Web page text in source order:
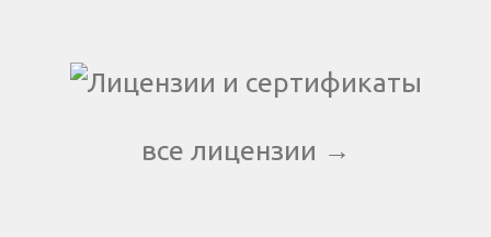
все лицензии →